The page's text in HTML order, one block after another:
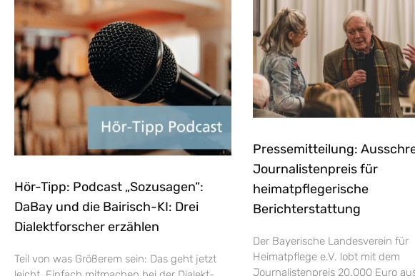
Hör-Tipp: Podcast „Sozusagen“:
DaBay und die Bairisch-KI: Drei
Dialektforscher erzählen
Teil von was Größerem sein: Das geht jetzt
Pressemitteilung:
Journalistenpreis für
heimatpflegerische
Berichterstattung
Der Bayerische Landesverein für
Heimatpflege e.V. lobt mit dem
Journalistenpreis 20.000 Euro